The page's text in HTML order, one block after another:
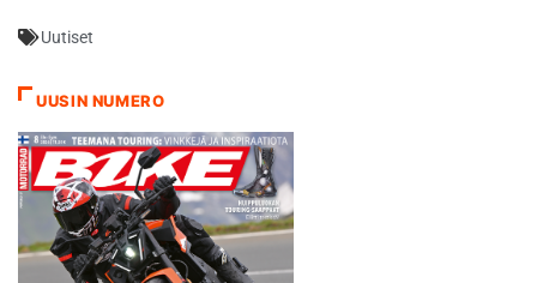
Uutiset
UUSIN NUMERO